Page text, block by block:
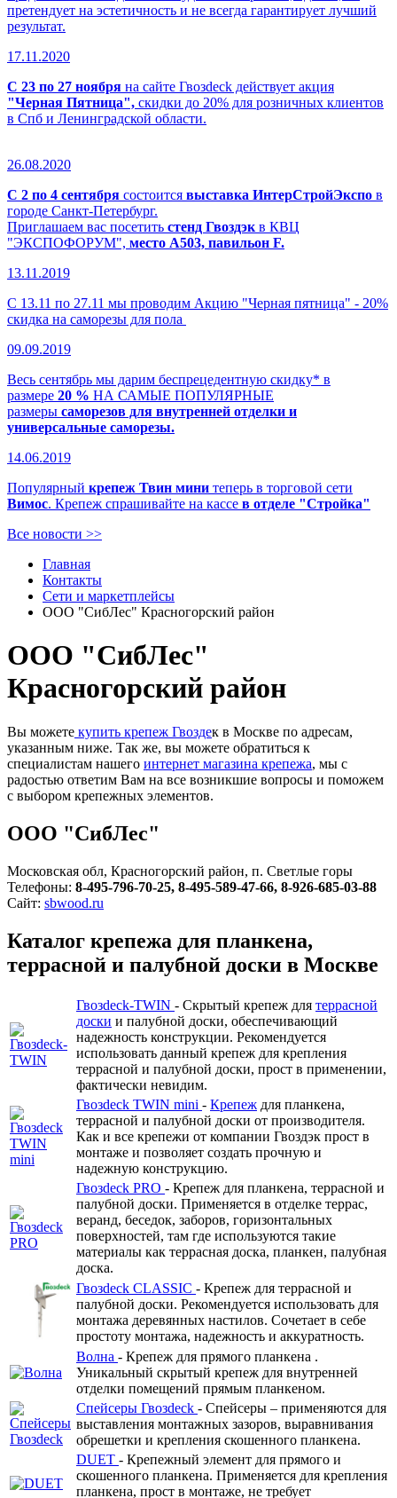
претендует на эстетичность и не всегда гарантирует лучший
результат.
17.11.2020
С 23 по 27 ноября на сайте Гвозdeck действует акция
"Черная Пятница", скидки до 20% для розничных клиентов
в Спб и Ленинградской области.
26.08.2020
С 2 по 4 сентября состоится выставка ИнтерСтройЭкспо в
городе Санкт-Петербург.
Приглашаем вас посетить стенд Гвоздэк в КВЦ
"ЭКСПОФОРУМ", место А503, павильон F.
13.11.2019
С 13.11 по 27.11 мы проводим Акцию "Черная пятница" - 20%
скидка на саморезы для пола
09.09.2019
Весь сентябрь мы дарим беспрецедентную скидку* в
размере 20 % НА САМЫЕ ПОПУЛЯРНЫЕ
размеры саморезов для внутренней отделки и
универсальные саморезы.
14.06.2019
Популярный крепеж Твин мини теперь в торговой сети
Вимос. Крепеж спрашивайте на кассе в отделе "Стройка"
Все новости >>
Главная
Контакты
Сети и маркетплейсы
ООО "СибЛес" Красногорский район
ООО "СибЛес"
Красногорский район
Вы можете купить крепеж Гвоздек в Москве по адресам,
указанным ниже. Так же, вы можете обратиться к
специалистам нашего интернет магазина крепежа, мы с
радостью ответим Вам на все возникшие вопросы и поможем
с выбором крепежных элементов.
ООО "СибЛес"
Московская обл, Красногорский район, п. Светлые горы
Телефоны: 8-495-796-70-25, 8-495-589-47-66, 8-926-685-03-88
Сайт: sbwood.ru
Каталог крепежа для планкена,
террасной и палубной доски в Москве
Гвозdeck-TWIN - Скрытый крепеж для террасной
доски и палубной доски, обеспечивающий
надежность конструкции. Рекомендуется
использовать данный крепеж для крепления
террасной и палубной доски, прост в применении,
фактически невидим.
Гвозdeck TWIN mini - Крепеж для планкена,
террасной и палубной доски от производителя.
Как и все крепежи от компании Гвоздэк прост в
монтаже и позволяет создать прочную и
надежную конструкцию.
Гвозdeck PRO - Крепеж для планкена, террасной и
палубной доски. Применяется в отделке террас,
веранд, беседок, заборов, горизонтальных
поверхностей, там где используются такие
материалы как террасная доска, планкен, палубная
доска.
Гвозdeck CLASSIC - Крепеж для террасной и
палубной доски. Рекомендуется использовать для
монтажа деревянных настилов. Сочетает в себе
простоту монтажа, надежность и аккуратность.
Волна - Крепеж для прямого планкена .
Уникальный скрытый крепеж для внутренней
отделки помещений прямым планкеном.
Спейсеры Гвозdeck - Спейсеры – применяются для
выставления монтажных зазоров, выравнивания
обрешетки и крепления скошенного планкена.
DUET - Крепежный элемент для прямого и
скошенного планкена. Применяется для крепления
планкена, прост в монтаже, не требует